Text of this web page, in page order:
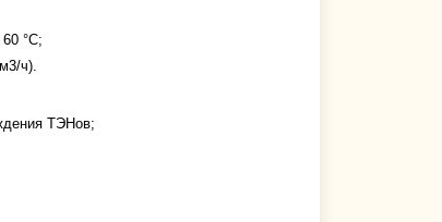
°C;
ч).
ТЭНов;